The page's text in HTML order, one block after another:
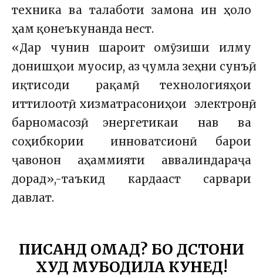
техника ва талаботи замона ин ҳоло
ҳам қонеъкунанда нест.
«Дар чунин шароит омӯзиши илму
донишҳои муосир, аз ҷумла зеҳни сунъӣ,
иқтисоди рақамӣ, технологияҳои
иттилоотӣ, хизматрасониҳои электронӣ,
барномасозӣ, энергетикаи нав ва
соҳибкории инноватсионӣ барои
ҷавонон аҳаммияти аввалиндараҷа
дорад»,-таъкид кардааст сарвари
давлат.
ПИСАНД ОМАД? БО ДӮСТОНИ
ХУД МУБОДИЛА КУНЕД!